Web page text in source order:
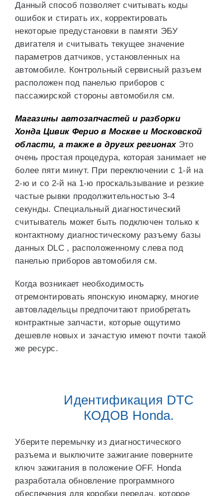
Данный способ позволяет считывать коды
ошибок и стирать их, корректировать
некоторые предустановки в памяти ЭБУ
двигателя и считывать текущее значение
параметров датчиков, установленных на
автомобиле. Контрольный сервисный разъем
расположен под панелью приборов с
пассажирской стороны автомобиля см.
Магазины автозапчастей и разборки
Хонда Цивик Ферио в Москве и Московской
области, а также в других регионахЭто
очень простая процедура, которая занимает не
более пяти минут. При переключении с 1-й на
2-ю и со 2-й на 1-ю проскальзывание и резкие
частые рывки продолжительностью 3-4
секунды. Специальный диагностический
считыватель может быть подключен только к
контактному диагностическому разъему базы
данных DLC , расположенному слева под
панелью приборов автомобиля см.
Когда возникает необходимость
отремонтировать японскую иномарку, многие
автовладельцы предпочитают приобретать
контрактные запчасти, которые ощутимо
дешевле новых и зачастую имеют почти такой
же ресурс.
Идентификация DTC
КОДОВ Honda.
Уберите перемычку из диагностического
разъема и выключите зажигание поверните
ключ зажигания в положение OFF. Honda
разработала обновление программного
обеспечения для коробки передач, которое